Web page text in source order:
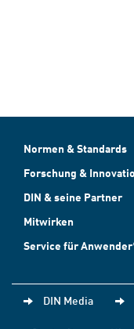
Normen & Standards
Forschung &
DIN & seine Partner
Mitwirken
Service für
DIN Media